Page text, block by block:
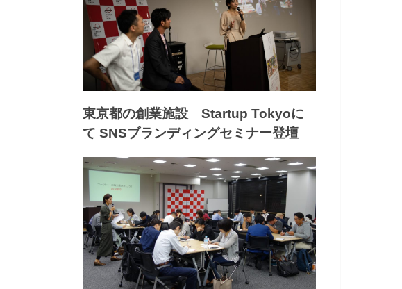
東京都の創業施設 Startup Tokyoに
て SNSブランディングセミナー登壇